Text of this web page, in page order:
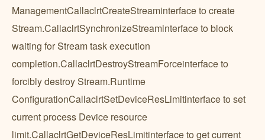
ManagementCallaclrtCreateStreaminterface to create
Stream.CallaclrtSynchronizeStreaminterface to block
waiting for Stream task execution
completion.CallaclrtDestroyStreamForceinterface to
forcibly destroy Stream.Runtime
ConfigurationCallaclrtSetDeviceResLimitinterface to set
current process Device resource
limit.CallaclrtGetDeviceResLimitinterface to get current